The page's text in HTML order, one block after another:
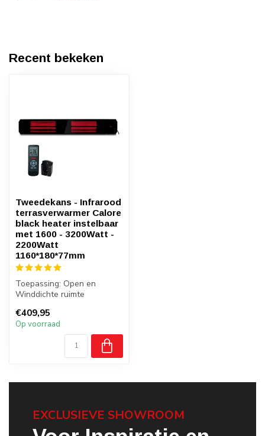
Recent bekeken
Tweedekans - Infrarood
terrasverwarmer Calore
black heater instelbaar
met 1600 - 3200Watt -
2200Watt
1160*180*77mm
Toepassing: Open en
Winddichte ruimte
Hoogwaardige kw...
€409,95
Op voorraad
EXCLUSIEVE SHOWROOM